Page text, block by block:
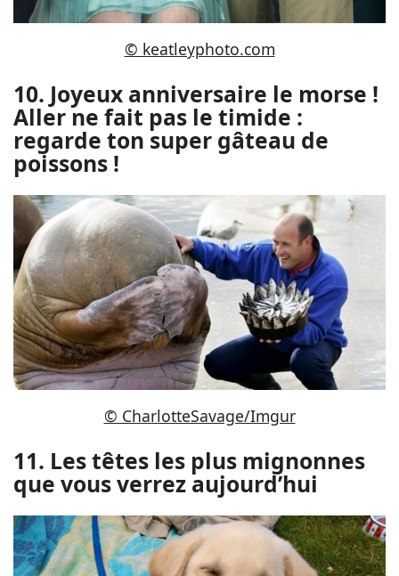
© keatleyphoto.com
10. Joyeux anniversaire le morse !
Aller ne fait pas le timide :
regarde ton super gâteau de
poissons !
© CharlotteSavage/Imgur
11. Les têtes les plus mignonnes
que vous verrez aujourd’hui